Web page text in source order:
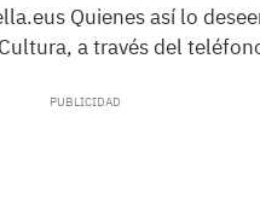
Quienes así lo
a través del